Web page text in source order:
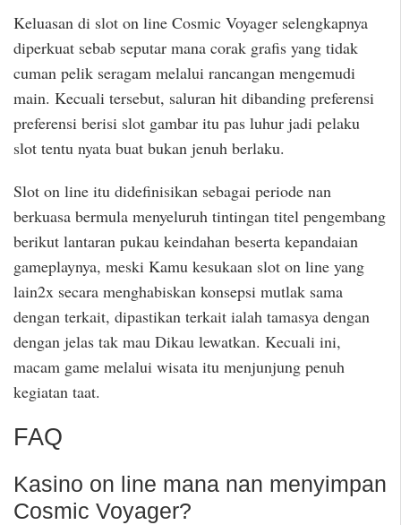
Keluasan di slot on line Cosmic Voyager selengkapnya
diperkuat sebab seputar mana corak grafis yang tidak
cuman pelik seragam melalui rancangan mengemudi
main. Kecuali tersebut, saluran hit dibanding preferensi
preferensi berisi slot gambar itu pas luhur jadi pelaku
slot tentu nyata buat bukan jenuh berlaku.
Slot on line itu didefinisikan sebagai periode nan
berkuasa bermula menyeluruh tintingan titel pengembang
berikut lantaran pukau keindahan beserta kepandaian
gameplaynya, meski Kamu kesukaan slot on line yang
lain2x secara menghabiskan konsepsi mutlak sama
dengan terkait, dipastikan terkait ialah tamasya dengan
dengan jelas tak mau Dikau lewatkan. Kecuali ini,
macam game melalui wisata itu menjunjung penuh
kegiatan taat.
FAQ
Kasino on line mana nan menyimpan
Cosmic Voyager?